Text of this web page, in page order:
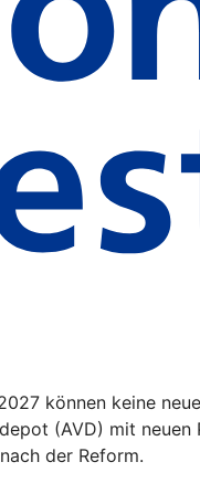
können keine
(AVD) mit
der Reform.